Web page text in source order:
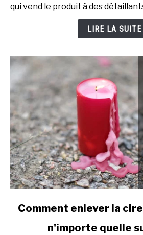
produits
qui vend le produit à des
LIRE LA SUITE
link
Comment
Comment enlever la
n'importe quelle